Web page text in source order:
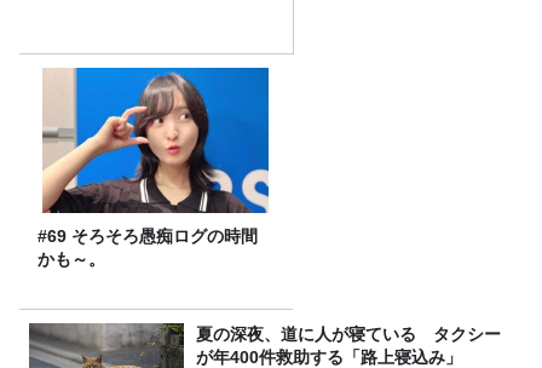
#69 そろそろ愚痴ログの時間
かも～。
夏の深夜、道に人が寝ている タクシー
が年400件救助する「路上寝込み」